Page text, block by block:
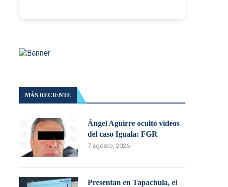
MÁS RECIENTE
Ángel Aguirre ocultó videos
del caso Iguala: FGR
7 agosto, 2026
Presentan en Tapachula, el